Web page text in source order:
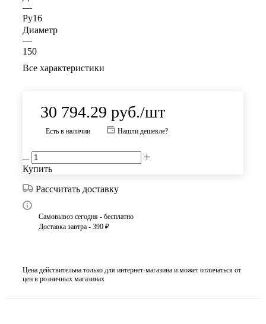
—
Ру16
Диаметр
—
150
Все характеристики
30 794.29 руб./шт
Есть в наличии Нашли дешевле?
Купить
Рассчитать доставку
Самовывоз сегодня - бесплатно
Доставка завтра - 390 ₽
Цена действительна только для интернет-магазина и может отличаться от
цен в розничных магазинах